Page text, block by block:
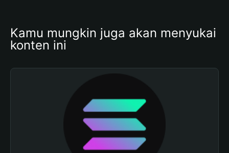
Kamu mungkin juga akan menyukai
konten ini